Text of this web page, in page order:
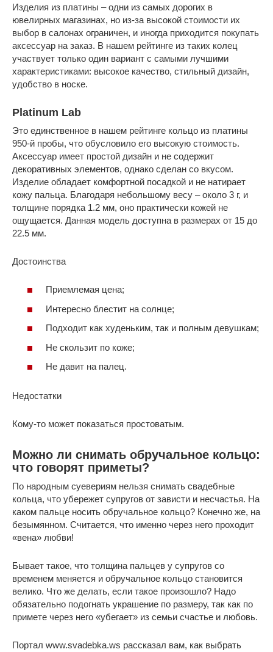
Изделия из платины – одни из самых дорогих в
ювелирных магазинах, но из-за высокой стоимости их
выбор в салонах ограничен, и иногда приходится покупать
аксессуар на заказ. В нашем рейтинге из таких колец
участвует только один вариант с самыми лучшими
характеристиками: высокое качество, стильный дизайн,
удобство в носке.
Platinum Lab
Это единственное в нашем рейтинге кольцо из платины
950-й пробы, что обусловило его высокую стоимость.
Аксессуар имеет простой дизайн и не содержит
декоративных элементов, однако сделан со вкусом.
Изделие обладает комфортной посадкой и не натирает
кожу пальца. Благодаря небольшому весу – около 3 г, и
толщине порядка 1.2 мм, оно практически кожей не
ощущается. Данная модель доступна в размерах от 15 до
22.5 мм.
Достоинства
Приемлемая цена;
Интересно блестит на солнце;
Подходит как худеньким, так и полным девушкам;
Не скользит по коже;
Не давит на палец.
Недостатки
Кому-то может показаться простоватым.
Можно ли снимать обручальное кольцо:
что говорят приметы?
По народным суевериям нельзя снимать свадебные
кольца, что убережет супругов от зависти и несчастья. На
каком пальце носить обручальное кольцо? Конечно же, на
безымянном. Считается, что именно через него проходит
«вена» любви!
Бывает такое, что толщина пальцев у супругов со
временем меняется и обручальное кольцо становится
велико. Что же делать, если такое произошло? Надо
обязательно подогнать украшение по размеру, так как по
примете через него «убегает» из семьи счастье и любовь.
Портал www.svadebka.ws рассказал вам, как выбрать